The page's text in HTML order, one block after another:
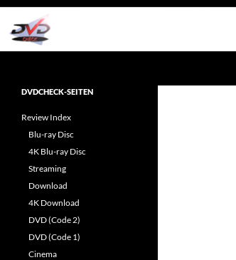
Zum
Inhalt
springen
Reviews rund ums Heimkino &
DVDCHECK-SEITEN
Review Index
Blu-ray Disc
4K Blu-ray Disc
Streaming
Download
4K Download
DVD (Code 2)
DVD (Code 1)
Cinema